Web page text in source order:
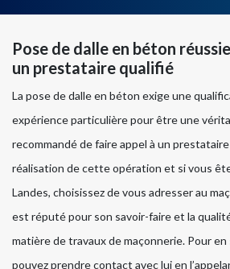
Pose de dalle en béton
un prestataire qualifié
La pose de dalle en béton exige une
expérience particulière pour être une
recommandé de faire appel à un
réalisation de cette opération et si vous
Landes, choisissez de vous adresser au
est réputé pour son savoir-faire et la
matière de travaux de maçonnerie. Pour en
pouvez prendre contact avec lui en